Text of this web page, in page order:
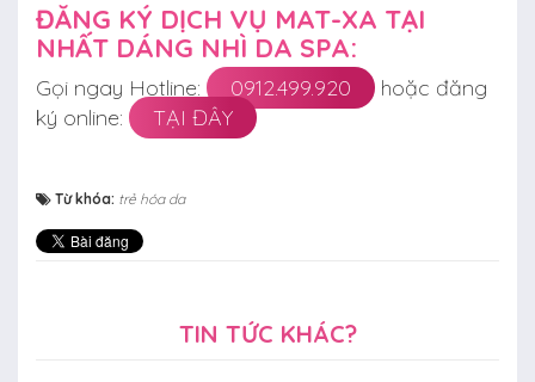
ĐĂNG KÝ DỊCH VỤ MAT-XA TẠI
NHẤT DÁNG NHÌ DA SPA:
Gọi ngay Hotline: 0912.499.920
hoặc đăng
ký online:
TẠI ĐÂY
Từ khóa: trẻ hóa da
TIN TỨC KHÁC?